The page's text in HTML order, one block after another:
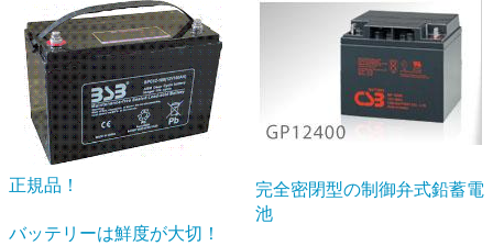
正規品！
バッテリーは鮮度が大切！
完全密閉型の制御弁式鉛蓄電
池